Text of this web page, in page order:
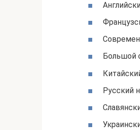
Большой
Русский